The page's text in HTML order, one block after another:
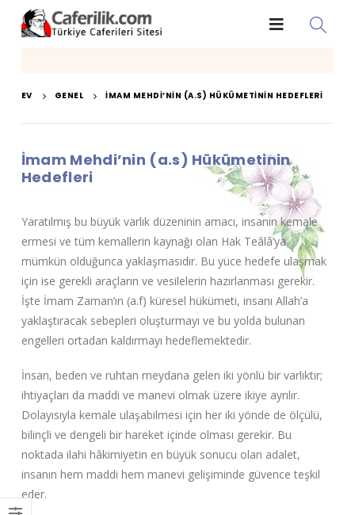
EV GENEL İMAM MEHDI’NIN (A.S) HÜKÜMETININ HEDEFLERI
İmam Mehdi’nin (a.s) Hükümetinin
Hedefleri
Yaratılmış bu büyük varlık düzeninin amacı, insanın kemale
ermesi ve tüm kemallerin kaynağı olan Hak Teâlâ’ya
mümkün olduğunca yaklaşmasıdır. Bu yüce hedefe ulaşmak
için ise gerekli araçların ve vesilelerin hazırlanması gerekir.
İşte İmam Zaman’ın (a.f) küresel hükümeti, insanı Allah’a
yaklaştıracak sebepleri oluşturmayı ve bu yolda bulunan
engelleri ortadan kaldırmayı hedeflemektedir.
İnsan, beden ve ruhtan meydana gelen iki yönlü bir varlıktır;
ihtiyaçları da maddi ve manevi olmak üzere ikiye ayrılır.
Dolayısıyla kemale ulaşabilmesi için her iki yönde de ölçülü,
bilinçli ve dengeli bir hareket içinde olması gerekir. Bu
noktada ilahi hâkimiyetin en büyük sonucu olan adalet,
insanın hem maddi hem manevi gelişiminde güvence teşkil
eder.